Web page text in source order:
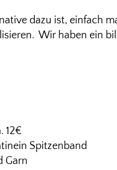
dazu ist, einfach
Wir haben ein
12€
Spitzenband
Garn